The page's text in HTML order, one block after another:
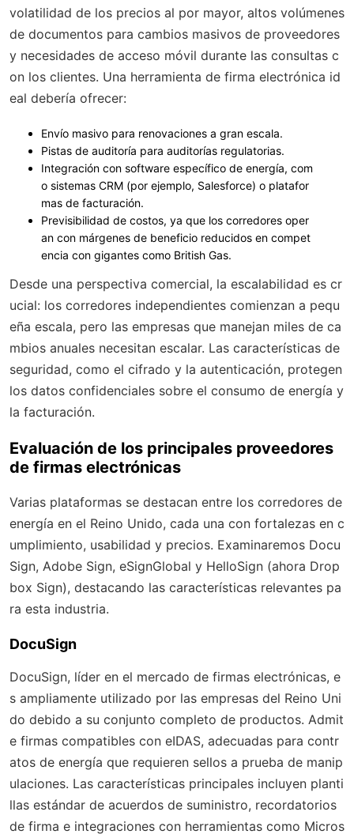
volatilidad de los precios al por mayor, altos volúmenes
de documentos para cambios masivos de proveedores
y necesidades de acceso móvil durante las consultas c
on los clientes. Una herramienta de firma electrónica id
eal debería ofrecer:
Envío masivo para renovaciones a gran escala.
Pistas de auditoría para auditorías regulatorias.
Integración con software específico de energía, com
o sistemas CRM (por ejemplo, Salesforce) o platafor
mas de facturación.
Previsibilidad de costos, ya que los corredores oper
an con márgenes de beneficio reducidos en compet
encia con gigantes como British Gas.
Desde una perspectiva comercial, la escalabilidad es cr
ucial: los corredores independientes comienzan a pequ
eña escala, pero las empresas que manejan miles de ca
mbios anuales necesitan escalar. Las características de
seguridad, como el cifrado y la autenticación, protegen
los datos confidenciales sobre el consumo de energía y
la facturación.
Evaluación de los principales proveedores
de firmas electrónicas
Varias plataformas se destacan entre los corredores de
energía en el Reino Unido, cada una con fortalezas en c
umplimiento, usabilidad y precios. Examinaremos Docu
Sign, Adobe Sign, eSignGlobal y HelloSign (ahora Drop
box Sign), destacando las características relevantes pa
ra esta industria.
DocuSign
DocuSign, líder en el mercado de firmas electrónicas, e
s ampliamente utilizado por las empresas del Reino Uni
do debido a su conjunto completo de productos. Admit
e firmas compatibles con eIDAS, adecuadas para contr
atos de energía que requieren sellos a prueba de manip
ulaciones. Las características principales incluyen planti
llas estándar de acuerdos de suministro, recordatorios
de firma e integraciones con herramientas como Micros